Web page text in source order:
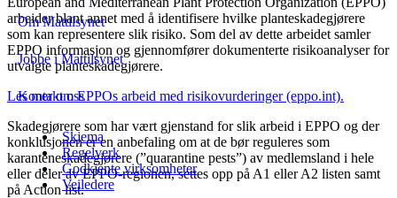
Om Mattilsynet
Jobbe i Mattilsynet
Kontakt oss
Skjema
Regelverk
Godkjente virksomheter
Veiledere
arbeider blant annet med å identifisere hvilke planteskadegjørere
som kan representere slik risiko. Som del av dette arbeidet samler
EPPO informasjon og gjennomfører dokumenterte risikoanalyser for
utvalgte planteskadegjørere.
Les mer om EPPOs arbeid med risikovurderinger (eppo.int).
Skadegjørere som har vært gjenstand for slik arbeid i EPPO og der
konklusjonen er en anbefaling om at de bør reguleres som
karanteneskadegjørere (”quarantine pests”) av medlemsland i hele
eller deler av EPPO-regionen, settes opp på A1 eller A2 listen samt
på Action list.